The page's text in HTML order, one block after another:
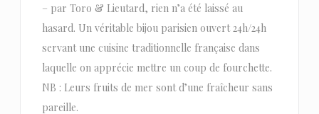
– par Toro & Lieutard, rien n’a été laissé au
hasard. Un véritable bijou parisien ouvert 24h/24h
servant une cuisine traditionnelle française dans
laquelle on apprécie mettre un coup de fourchette.
NB : Leurs fruits de mer sont d’une fraîcheur sans
pareille.